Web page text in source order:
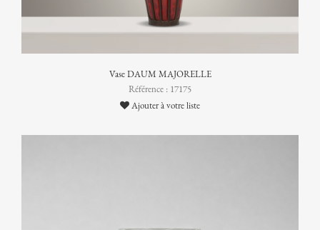
Vase DAUM MAJORELLE
Référence : 17175
Ajouter à votre liste